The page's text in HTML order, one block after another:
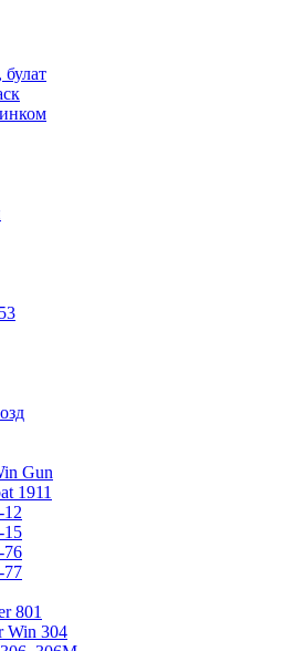
Gun
1911
801
Win 304